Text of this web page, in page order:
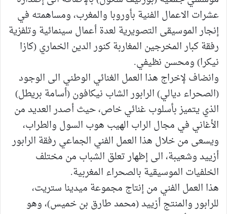
عشرات الاعمال الفنية بأوروبا والمغرب، ومساهمته في
إنجار الموسيقى التصويرية لعدة أعمال سينمائية وتلفزية
رفقة كبار المخرجين المغاربة كنور الدين الخماري (كازا
نيكرا) ومحسن نظيفي.
وانضاف لإخراج هذا العمل الغنائي الوطني الى الوجود
(الصحراء ديالي) الرابور الشاب نيكافون (أسامة بريطل)
الذي يتميز بأسلوب غنائي خاص، حيث أصدر العديد من
الأغاني في مجال الراب الهيب هوب السول والطراب،
ويسعى من خلال هذا العمل الفني الجماعي رفقة الرابور
أزييد وشعيبة، الى إظهار تعلق الشباب من مختلف
الخلفيات الموسيقية بالصحراء المغربية.
هذا العمل الفني من إنتاج مجموعة ميدينا ستريت،
للرابور والمنتج أزييد (محمد طارق بن خميس)، وهو